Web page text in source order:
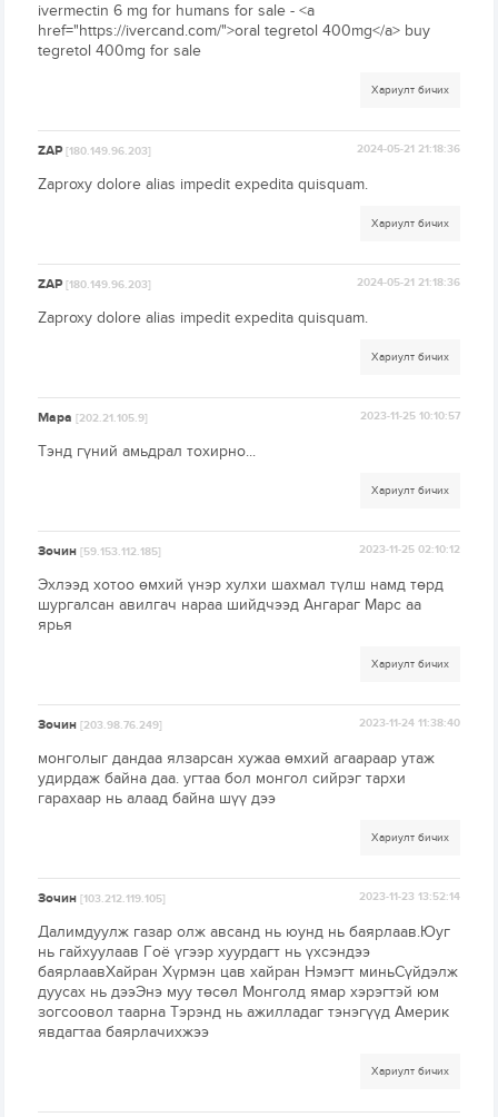
ivermectin 6 mg for humans for sale - <a
href="https://ivercand.com/">oral tegretol 400mg</a> buy
tegretol 400mg for sale
Хариулт бичих
ZAP[180.149.96.203] 2024-05-21 21:18:36
Zaproxy dolore alias impedit expedita quisquam.
Хариулт бичих
ZAP[180.149.96.203] 2024-05-21 21:18:36
Zaproxy dolore alias impedit expedita quisquam.
Хариулт бичих
Мара[202.21.105.9] 2023-11-25 10:10:57
Тэнд гүний амьдрал тохирно...
Хариулт бичих
Зочин[59.153.112.185] 2023-11-25 02:10:12
Эхлээд хотоо өмхий үнэр хулхи шахмал түлш намд төрд
шургалсан авилгач нараа шийдчээд Ангараг Марс аа
ярья
Хариулт бичих
Зочин[203.98.76.249] 2023-11-24 11:38:40
монголыг дандаа ялзарсан хужаа өмхий агаараар утаж
удирдаж байна даа. угтаа бол монгол сийрэг тархи
гарахаар нь алаад байна шүү дээ
Хариулт бичих
Зочин[103.212.119.105] 2023-11-23 13:52:14
Далимдуулж газар олж авсанд нь юунд нь баярлаав.Юуг
нь гайхуулаав Гоё үгээр хуурдагт нь үхсэндээ
баярлаавХайран Хүрмэн цав хайран Нэмэгт миньСүйдэлж
дуусах нь дээЭнэ муу төсөл Монголд ямар хэрэгтэй юм
зогсоовол таарна Тэрэнд нь ажилладаг тэнэгүүд Америк
явдагтаа баярлачихжээ
Хариулт бичих